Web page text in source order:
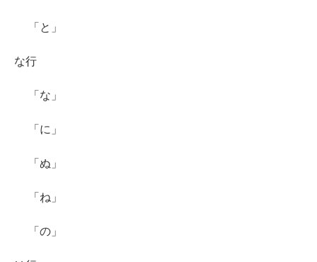
「と」
な行
「な」
「に」
「ぬ」
「ね」
「の」